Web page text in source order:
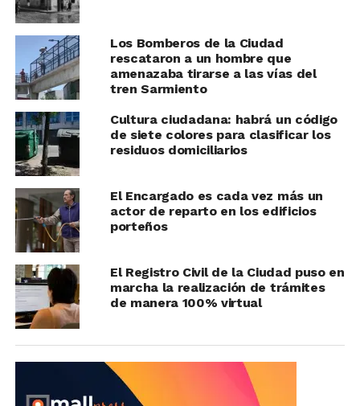
Los Bomberos de la Ciudad
rescataron a un hombre que
amenazaba tirarse a las vías del
tren Sarmiento
Cultura ciudadana: habrá un código
de siete colores para clasificar los
residuos domiciliarios
El Encargado es cada vez más un
actor de reparto en los edificios
porteños
El Registro Civil de la Ciudad puso en
marcha la realización de trámites
de manera 100% virtual